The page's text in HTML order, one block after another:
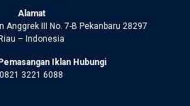
Alamat
Anggrek III No. 7-B Pekanbaru 28297
Riau – Indonesia
Iklan Hubungi
0821 3221 6088